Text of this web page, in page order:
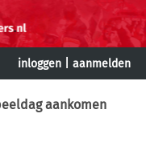
inloggen aanmelden
aankomen